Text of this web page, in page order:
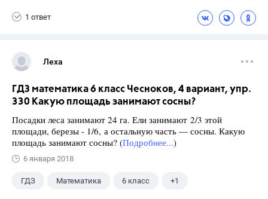
1 ответ
Леха
ГДЗ математика 6 класс Чесноков, 4 вариант, упр.
330 Какую площадь занимают сосны?
Посадки леса занимают 24 га. Ели занимают 2/3 этой
площади, березы - 1/6, а остальную часть — сосны. Какую
площадь занимают сосны? (Подробнее...)
6 января 2018
ГДЗ Математика 6 класс +1